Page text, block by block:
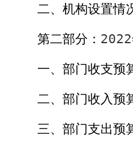
二、机构设置情
第二部分： 2022
一、部门收支预
二、部门收入预
三、部门支出预